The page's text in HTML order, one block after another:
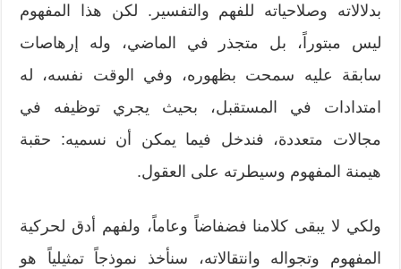
بدلالاته وصلاحياته للفهم والتفسير. لكن هذا المفهوم
ليس مبتوراً، بل متجذر في الماضي، وله إرهاصات
سابقة عليه سمحت بظهوره، وفي الوقت نفسه، له
امتدادات في المستقبل، بحيث يجري توظيفه في
مجالات متعددة، فندخل فيما يمكن أن نسميه: حقبة
هيمنة المفهوم وسيطرته على العقول.
ولكي لا يبقى كلامنا فضفاضاً وعاماً، ولفهم أدق لحركية
المفهوم وتجواله وانتقالاته، سنأخذ نموذجاً تمثيلياً هو